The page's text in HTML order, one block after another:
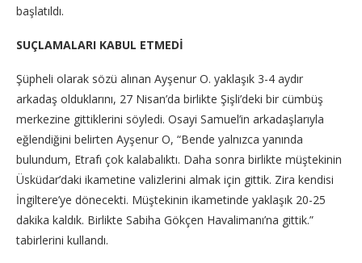
başlatıldı.
SUÇLAMALARI KABUL ETMEDİ
Şüpheli olarak sözü alınan Ayşenur O. yaklaşık 3-4 aydır
arkadaş olduklarını, 27 Nisan’da birlikte Şişli’deki bir cümbüş
merkezine gittiklerini söyledi. Osayi Samuel’in arkadaşlarıyla
eğlendiğini belirten Ayşenur O, “Bende yalnızca yanında
bulundum, Etrafı çok kalabalıktı. Daha sonra birlikte müştekinin
Üsküdar’daki ikametine valizlerini almak için gittik. Zira kendisi
İngiltere’ye dönecekti. Müştekinin ikametinde yaklaşık 20-25
dakika kaldık. Birlikte Sabiha Gökçen Havalimanı’na gittik.”
tabirlerini kullandı.